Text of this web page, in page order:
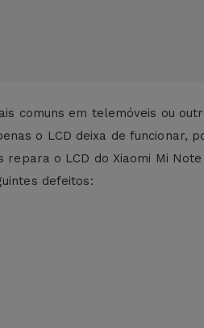
comuns em telemóveis ou
o LCD deixa de funcionar,
o LCD do Xiaomi Mi
defeitos: